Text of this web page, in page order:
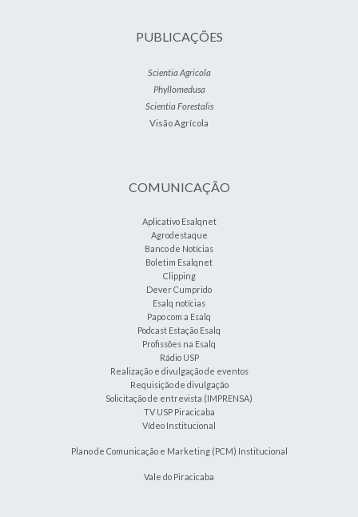
PUBLICAÇÕES
Scientia Agricola
Phyllomedusa
Scientia Forestalis
Visão Agrícola
COMUNICAÇÃO
Aplicativo Esalqnet
Agrodestaque
Banco de Notícias
Boletim Esalqnet
Clipping
Dever Cumprido
Esalq notícias
Papo com a Esalq
Podcast Estação Esalq
Profissões na Esalq
Rádio USP
Realização e divulgação de eventos
Requisição de divulgação
Solicitação de entrevista (IMPRENSA)
TV USP Piracicaba
Vídeo Institucional
Plano de Comunicação e Marketing (PCM) Institucional
Vale do Piracicaba